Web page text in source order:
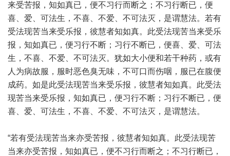
来受苦报，知如真已，便不习行而断之；不习行断已，便
喜、爱、可法生，不喜、不爱、不可法灭，是谓慧法。若有
受法现苦当来受乐报，彼慧者知如真。此受法现苦当来受乐
报，知如真已，便习行不断；习行不断已，便喜、爱、可法
生，不喜、不爱、不可法灭。犹如大小便和若干种药，或有
人为病故服，服时恶色臭无味，不可口而伤咽，服已在腹便
成药。如是此受法现苦当来受乐报，彼慧者知如真。此受法
现苦当来受乐报，知如真已，便习行不断；习行不断已，便
喜、爱、可法生，不喜、不爱、不可法灭，是谓慧法。
“若有受法现苦当来亦受苦报，彼慧者知如真。此受法现苦
当来亦受苦报，知如真已，便不习行而断之；不习行断已，